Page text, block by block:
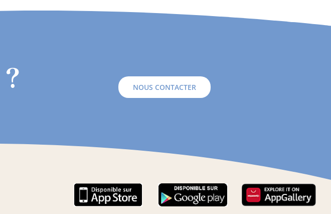
NOUS CONTACTER